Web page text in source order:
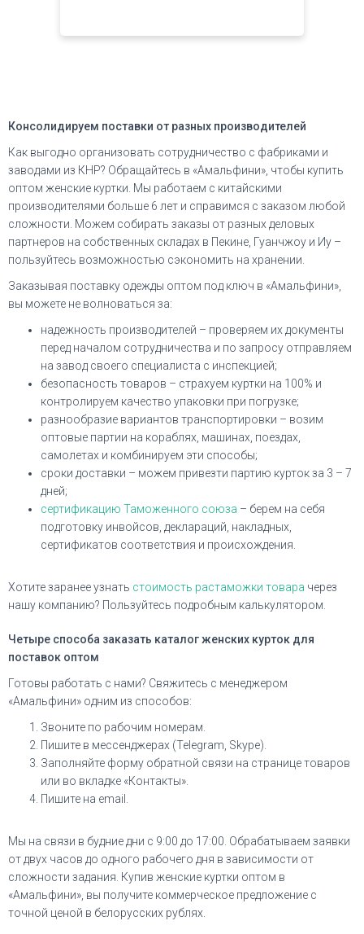
Консолидируем поставки от разных производителей
Как выгодно организовать сотрудничество с фабриками и
заводами из КНР? Обращайтесь в «Амальфини», чтобы купить
оптом женские куртки. Мы работаем с китайскими
производителями больше 6 лет и справимся с заказом любой
сложности. Можем собирать заказы от разных деловых
партнеров на собственных складах в Пекине, Гуанчжоу и Иу –
пользуйтесь возможностью сэкономить на хранении.
Заказывая поставку одежды оптом под ключ в «Амальфини»,
вы можете не волноваться за:
надежность производителей – проверяем их документы
перед началом сотрудничества и по запросу отправляем
на завод своего специалиста с инспекцией;
безопасность товаров – страхуем куртки на 100% и
контролируем качество упаковки при погрузке;
разнообразие вариантов транспортировки – возим
оптовые партии на кораблях, машинах, поездах,
самолетах и комбинируем эти способы;
сроки доставки – можем привезти партию курток за 3 – 7
дней;
сертификацию Таможенного союза – берем на себя
подготовку инвойсов, деклараций, накладных,
сертификатов соответствия и происхождения.
Хотите заранее узнать стоимость растаможки товара через
нашу компанию? Пользуйтесь подробным калькулятором.
Четыре способа заказать каталог женских курток для
поставок оптом
Готовы работать с нами? Свяжитесь с менеджером
«Амальфини» одним из способов:
Звоните по рабочим номерам.
Пишите в мессенджерах (Telegram, Skype).
Заполняйте форму обратной связи на странице товаров
или во вкладке «Контакты».
Пишите на email.
Мы на связи в будние дни с 9:00 до 17:00. Обрабатываем заявки
от двух часов до одного рабочего дня в зависимости от
сложности задания. Купив женские куртки оптом в
«Амальфини», вы получите коммерческое предложение с
точной ценой в белорусских рублях.